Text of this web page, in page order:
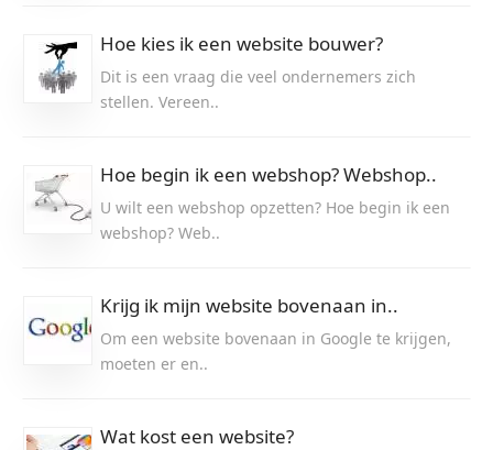
Hoe kies ik een website bouwer?
Dit is een vraag die veel ondernemers zich
stellen. Vereen..
Hoe begin ik een webshop? Webshop..
U wilt een webshop opzetten? Hoe begin ik een
webshop? Web..
Krijg ik mijn website bovenaan in..
Om een website bovenaan in Google te krijgen,
moeten er en..
Wat kost een website?